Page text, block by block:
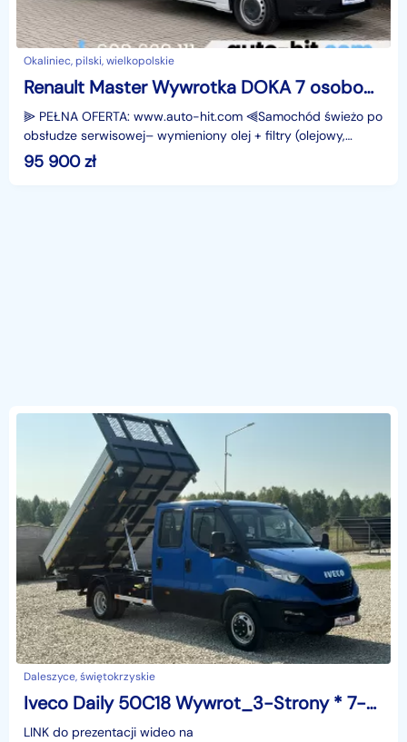
Okaliniec, pilski, wielkopolskie
Renault Master Wywrotka DOKA 7 osobowy Brygadowy 145KM *57.000km/www.auto-hit.com
⫸ PEŁNA OFERTA: www.auto-hit.com ⫷Samochód świeżo po
obsłudze serwisowej– wymieniony olej + filtry (olejowy,
powietrza, kabinowy, paliwa).Renault Master Doka Wy
95 900zł
Daleszyce, świętokrzyskie
Iveco Daily 50C18 Wywrot_3-Strony * 7-osob. * HAK * Gwarancja * 3.0/180KM *
LINK do prezentacji wideo na